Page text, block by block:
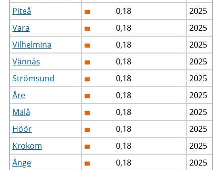
Piteå
0,18
2025
Vara
0,18
2025
Vilhelmina
0,18
2025
Vännäs
0,18
2025
Strömsund
0,18
2025
Åre
0,18
2025
Malå
0,18
2025
Höör
0,18
2025
Krokom
0,18
2025
Ånge
0,18
2025